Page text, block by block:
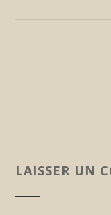
LAISSER UN